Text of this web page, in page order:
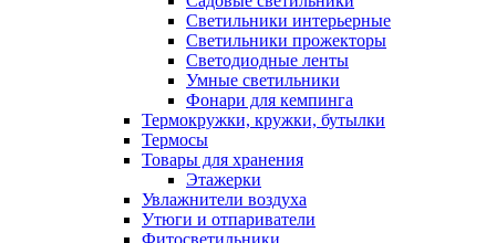
Светильники интерьерные
Светильники прожекторы
Светодиодные ленты
Умные светильники
Фонари для кемпинга
Термокружки, кружки, бутылки
Термосы
Товары для хранения
Этажерки
Увлажнители воздуха
Утюги и отпариватели
Фитосветильники